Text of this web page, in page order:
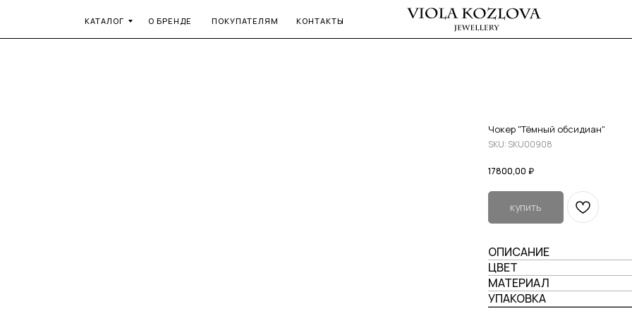
КАТАЛОГ О БРЕНДЕ ПОКУПАТЕЛЯМ КОНТАКТЫ
Чокер "Тёмный обсидиан"
SKU: SKU00908
17800,00 ₽
купить
ОПИСАНИЕ
ЦВЕТ
МАТЕРИАЛ
УПАКОВКА